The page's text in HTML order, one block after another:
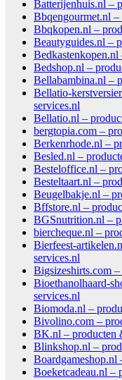
Batterijenhuis.nl –
Bbqengourmet.nl –
Bbqkopen.nl –
Beautyguides.nl –
Bedshop.nl –
Bellabambina.nl –
Bellatio-
services.nl
Bellatio.nl –
bergtopia.com –
Berkenrhode.nl –
Besled.nl –
Besteloffice.nl –
Besteltaart.nl –
Beugelbakje.nl –
Bffstore.nl –
BGSnutrition.nl –
biercheque.nl –
Bierfeest-
services.nl
Bigsizeshirts.com
Bioethanolhaard-
services.nl
Biomoda.nl –
Bivolino.com –
BK.nl – producten
Blinkshop.nl –
Boardgameshop.nl
Boeketcadeau.nl –